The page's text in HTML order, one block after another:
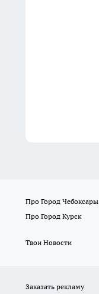
Про Город Чебоксары
Про Город Курск
Твои Новости
Заказать рекламу